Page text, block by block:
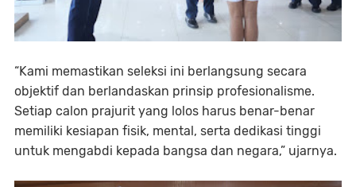
“Kami memastikan seleksi ini berlangsung secara
objektif dan berlandaskan prinsip profesionalisme.
Setiap calon prajurit yang lolos harus benar-benar
memiliki kesiapan fisik, mental, serta dedikasi tinggi
untuk mengabdi kepada bangsa dan negara,” ujarnya.